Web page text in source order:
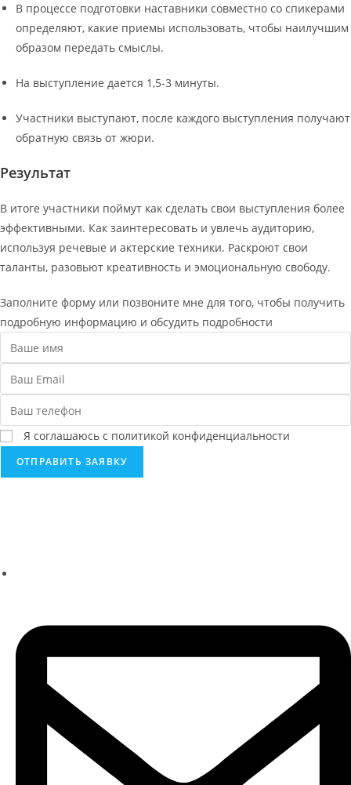
В процессе подготовки наставники совместно со спикерами
определяют, какие приемы использовать, чтобы наилучшим
образом передать смыслы.
На выступление дается 1,5-3 минуты.
Участники выступают, после каждого выступления получают
обратную связь от жюри.
Результат
В итоге участники поймут как сделать свои выступления более
эффективными. Как заинтересовать и увлечь аудиторию,
используя речевые и актерские техники. Раскроют свои
таланты, разовьют креативность и эмоциональную свободу.
Заполните форму или позвоните мне для того, чтобы получить
подробную информацию и обсудить подробности
Я соглашаюсь с политикой конфиденциальности
ОТПРАВИТЬ ЗАЯВКУ